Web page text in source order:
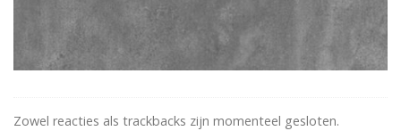
Zowel reacties als trackbacks zijn momenteel gesloten.